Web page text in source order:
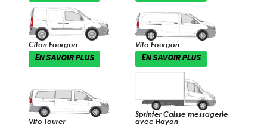
Citan Fourgon
EN SAVOIR PLUS
Vito Fourgon
EN SAVOIR PLUS
Vito Tourer
Sprinter Caisse messagerie
avec Hayon